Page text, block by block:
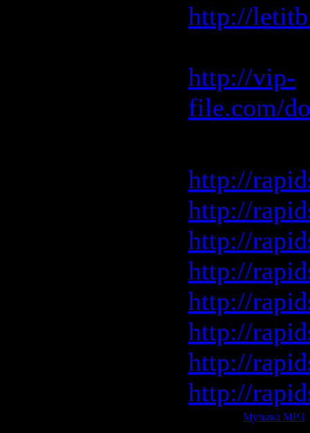
http://
http://vip-
file.com/
http://
http://
http://
http://
http://
http://
http://
http://
Музыка МР3